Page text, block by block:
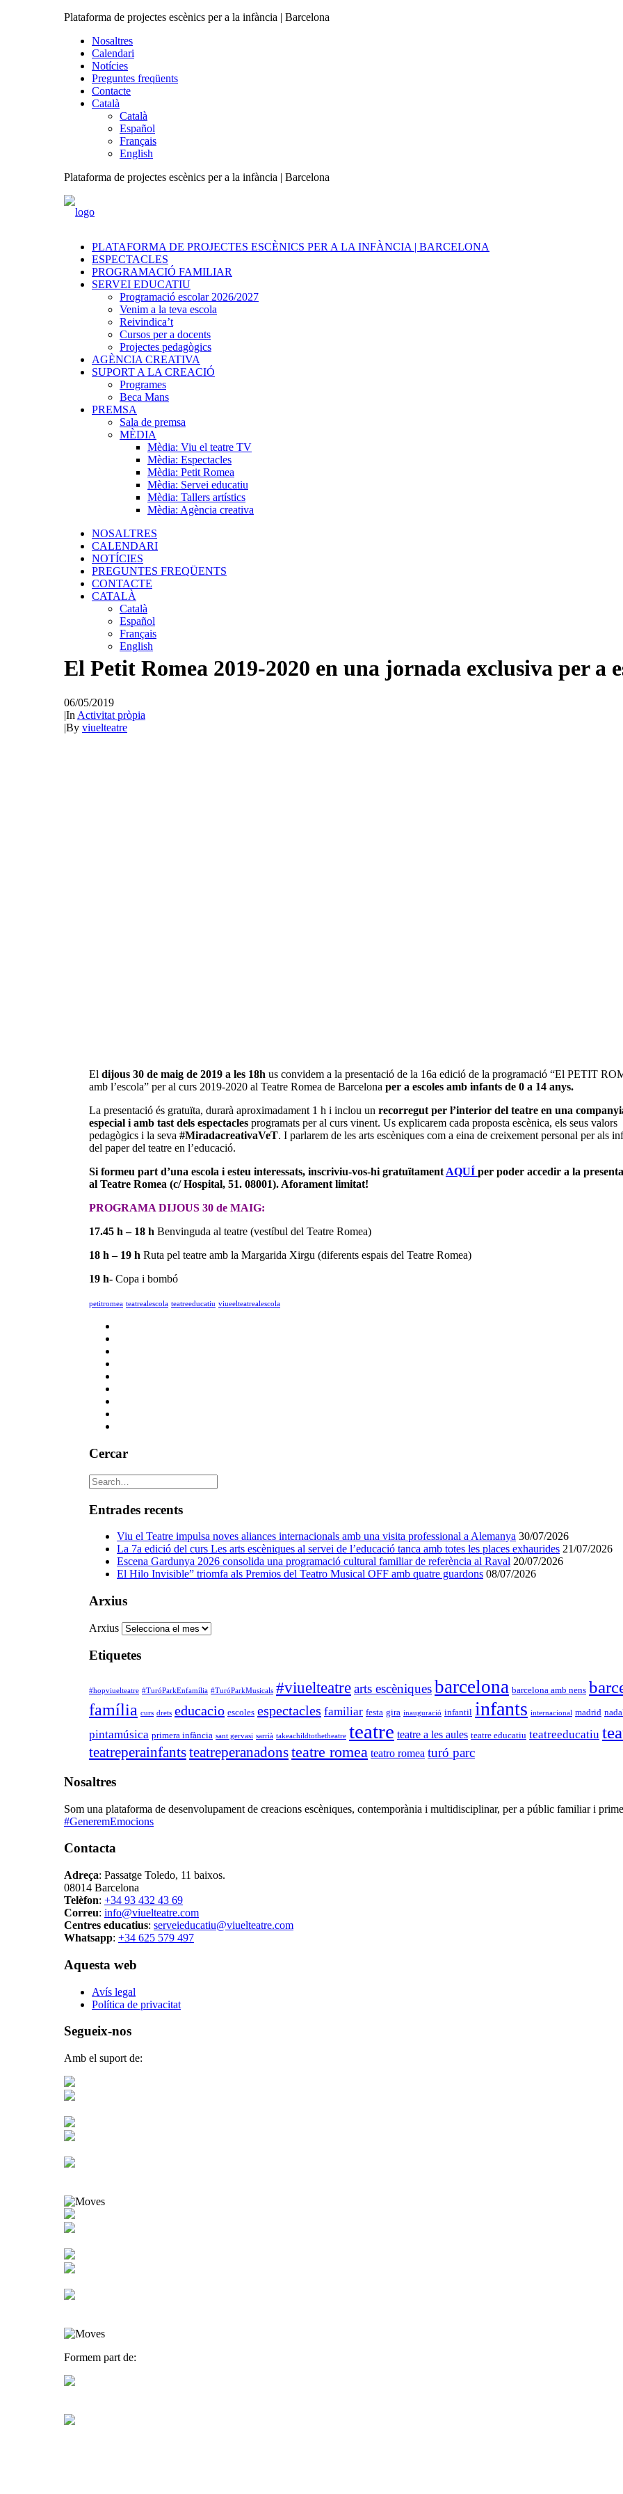
Plataforma de projectes escènics per a la infància | Barcelona
Nosaltres
Calendari
Notícies
Preguntes freqüents
Contacte
Català
Català
Español
Français
English
Plataforma de projectes escènics per a la infància | Barcelona
PLATAFORMA DE PROJECTES ESCÈNICS PER A LA INFÀNCIA | BARCELONA
ESPECTACLES
PROGRAMACIÓ FAMILIAR
SERVEI EDUCATIU
Programació escolar 2026/2027
Venim a la teva escola
Reivindica’t
Cursos per a docents
Projectes pedagògics
AGÈNCIA CREATIVA
SUPORT A LA CREACIÓ
Programes
Beca Mans
PREMSA
Sala de premsa
MÈDIA
Mèdia: Viu el teatre TV
Mèdia: Espectacles
Mèdia: Petit Romea
Mèdia: Servei educatiu
Mèdia: Tallers artístics
Mèdia: Agència creativa
NOSALTRES
CALENDARI
NOTÍCIES
PREGUNTES FREQÜENTS
CONTACTE
CATALÀ
Català
Español
Français
English
El Petit Romea 2019-2020 en una jornada exclusiva per a
06/05/2019
|In Activitat pròpia
|By viuelteatre
El dijous 30 de maig de 2019 a les 18h us convidem a la presentació de la 16a edició de la programació “El PETIT
amb l’escola” per al curs 2019-2020 al Teatre Romea de Barcelona per a escoles amb infants de 0 a 14 anys.
La presentació és gratuïta, durarà aproximadament 1 h i inclou un recorregut per l’interior del teatre en una
especial i amb tast dels espectacles programats per al curs vinent. Us explicarem cada proposta escènica, els seus valors
pedagògics i la seva #MiradacreativaVeT. I parlarem de les arts escèniques com a eina de creixement personal per als
del paper del teatre en l’educació.
Si formeu part d’una escola i esteu interessats, inscriviu-vos-hi gratuïtamentAQUÍ per poder accedir a la
al Teatre Romea (c/ Hospital, 51. 08001). Aforament limitat!
PROGRAMA DIJOUS 30 de MAIG:
17.45 h – 18 h Benvinguda al teatre (vestíbul del Teatre Romea)
18 h – 19 h Ruta pel teatre amb la Margarida Xirgu (diferents espais del Teatre Romea)
19 h- Copa i bombó
petitromea teatrealescola teatreeducatiu viueelteatrealescola
Cercar
Entrades recents
Viu el Teatre impulsa noves aliances internacionals amb una visita professional a Alemanya 30/07/2026
La 7a edició del curs Les arts escèniques al servei de l’educació tanca amb totes les places exhaurides 21/07/2026
Escena Gardunya 2026 consolida una programació cultural familiar de referència al Raval 20/07/2026
El Hilo Invisible” triomfa als Premios del Teatro Musical OFF amb quatre guardons 08/07/2026
Arxius
Arxius
Etiquetes
#hopviuelteatre #TuróParkEnfamília #TuróParkMusicals #viuelteatrearts escèniquesbarcelona barcelona amb nens
família curs drets educacio escoles espectacles familiar festa gira inauguració infantil infants internacional madrid
pintamúsica primera infància sant gervasi sarrià takeachildtothetheatre teatre teatre a les aules teatre educatiu teatreeducatiu
teatreperainfantsteatreperanadonsteatre romea teatro romea turó parc
Nosaltres
Som una plataforma de desenvolupament de creacions escèniques, contemporània i multidisciplinar, per a públic familiar i
#GeneremEmocions
Contacta
Adreça: Passatge Toledo, 11 baixos.
08014 Barcelona
Telèfon: +34 93 432 43 69
Correu: info@viuelteatre.com
Centres educatius: serveieducatiu@viuelteatre.com
Whatsapp: +34 625 579 497
Aquesta web
Avís legal
Política de privacitat
Segueix-nos
Amb el suport de:
Formem part de: